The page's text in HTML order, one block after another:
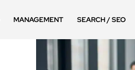
MANAGEMENT SEARCH / SEO